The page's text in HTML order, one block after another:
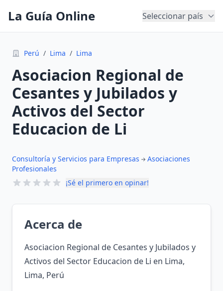
La Guía Online Seleccionar país
Perú / Lima / Lima
Asociacion Regional de
Cesantes y Jubilados y
Activos del Sector
Educacion de Li
Consultoría y Servicios para Empresas
Asociaciones
Profesionales
¡Sé el primero en opinar!
Acerca de
Asociacion Regional de Cesantes y Jubilados y
Activos del Sector Educacion de Li en Lima,
Lima, Perú